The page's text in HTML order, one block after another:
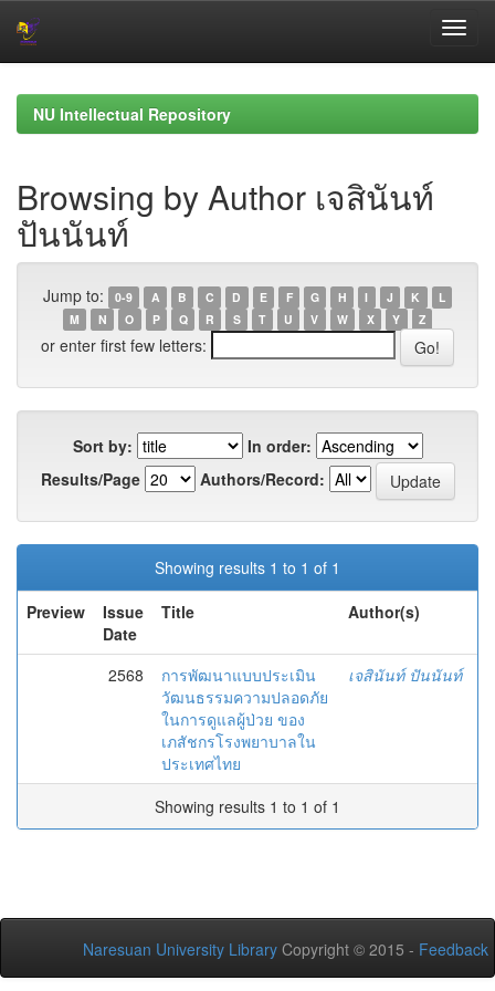
navigationNU Intellectual Repository
Browsing by Author เจสินันท์
ปันนันท์
Jump to: 0-9 A B C D E F G H I J K
L
M
N O P Q R S T U V W X Y Z
or enter first few letters:
Sort by:
In order:
Results/Page
Authors/Record:
Showing results 1 to 1 of 1
Preview
Issue
Date
Title Author(s)
2568
การพัฒนาแบบประเมิน
วัฒนธรรมความปลอดภัย
ในการดูแลผู้ป่วย ของ
เภสัชกรโรงพยาบาลใน
ประเทศไทย
เจสินันท์ ปันนันท์
Showing results 1 to 1 of 1
Naresuan University Library Copyright © 2015 - Feedback